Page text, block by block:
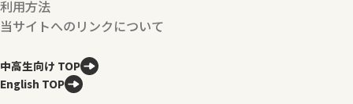
利用方法
当サイトへのリンクについて
中高生向け TOP
English TOP